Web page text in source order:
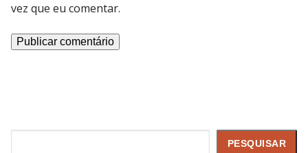
vez que eu comentar.
PESQUISAR